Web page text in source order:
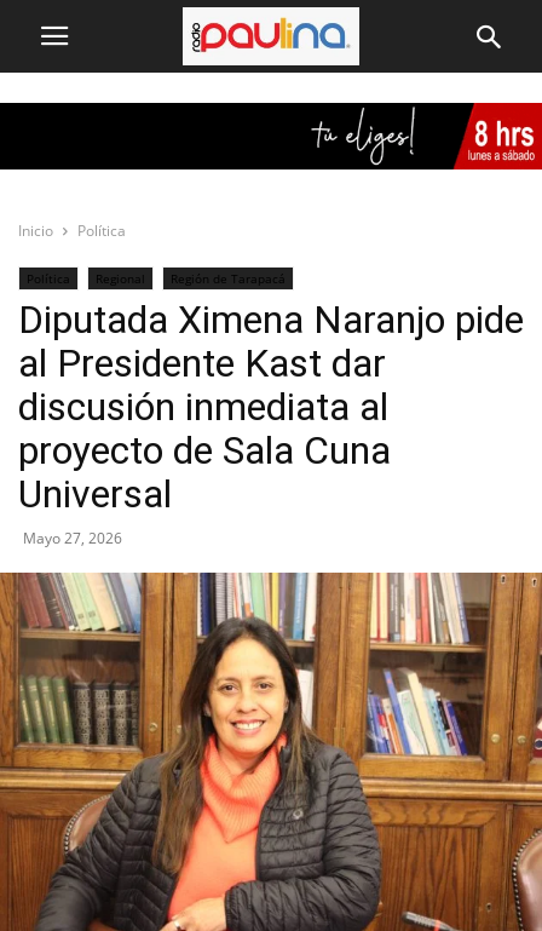
Inicio Política
Política Regional Región de Tarapacá
Diputada Ximena Naranjo pide
al Presidente Kast dar
discusión inmediata al
proyecto de Sala Cuna
Universal
Mayo 27, 2026